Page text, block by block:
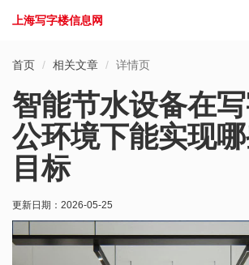
上海写字楼信息网
首页 相关文章 详情页
智能节水设备在
公环境下能实现
目标
更新日期： 2026-05-25